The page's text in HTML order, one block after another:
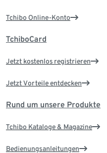
Tchibo Online-Konto
TchiboCard
Jetzt kostenlos registrieren
Jetzt Vorteile entdecken
Rund um unsere Produkte
Tchibo Kataloge & Magazine
Bedienungsanleitungen